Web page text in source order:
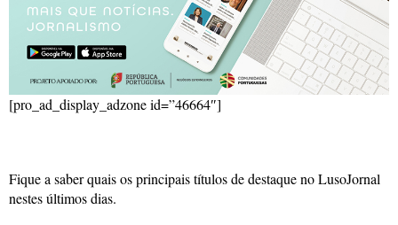
[pro_ad_display_adzone id=”46664″]
Fique a saber quais os principais títulos de destaque no LusoJornal
nestes últimos dias.